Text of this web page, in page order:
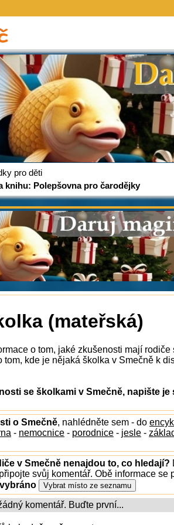
pro děti
knihu: Polepšovna pro čarodějky
(mateřská)
o tom, jaké zkušenosti mají
tom, kde je nějaká školka v Smečně k
se školkami v Smečně, napište je
o Smečně, nahlédněte sem - do
- nemocnice - porodnice - jesle -
v Smečně nenajdou to, co hledají?
svůj komentář. Obě informace se
komentář. Buďte první...